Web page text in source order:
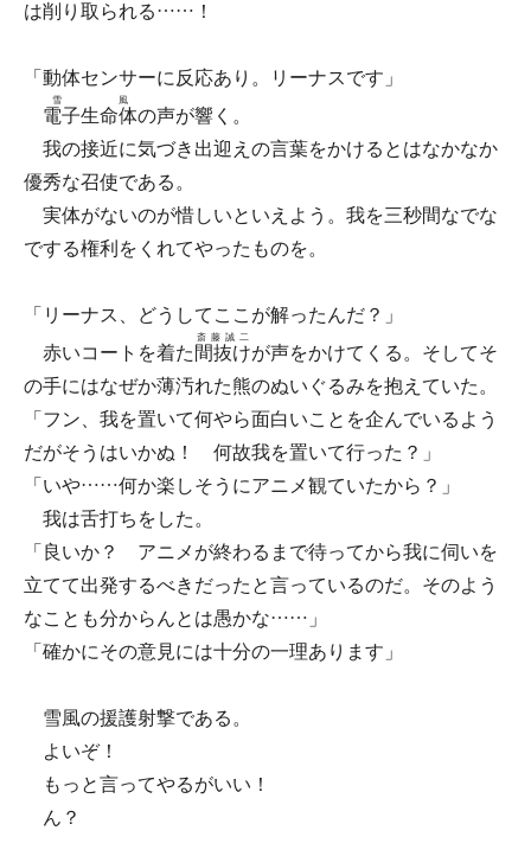
は削り取られる……！
「動体センサーに反応あり。リーナスです」
電子生命体
雪風
の声が響く。
我の接近に気づき出迎えの言葉をかけるとはなかなか
優秀な召使である。
実体がないのが惜しいといえよう。我を三秒間なでな
でする権利をくれてやったものを。
「リーナス、どうしてここが解ったんだ？」
赤いコートを着た 間抜け
斎藤誠二
が声をかけてくる。そしてそ
の手にはなぜか薄汚れた熊のぬいぐるみを抱えていた。
「フン、我を置いて何やら面白いことを企んでいるよう
だがそうはいかぬ！ 何故我を置いて行った？」
「いや……何か楽しそうにアニメ観ていたから？」
我は舌打ちをした。
「良いか？ アニメが終わるまで待ってから我に伺いを
立てて出発するべきだったと言っているのだ。そのよう
なことも分からんとは愚かな……」
「確かにその意見には十分の一理あります」
雪風の援護射撃である。
よいぞ！
もっと言ってやるがいい！
ん？